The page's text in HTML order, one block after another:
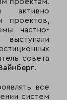
активно
проектов,
частно-
выступали
совета
.
все
систем